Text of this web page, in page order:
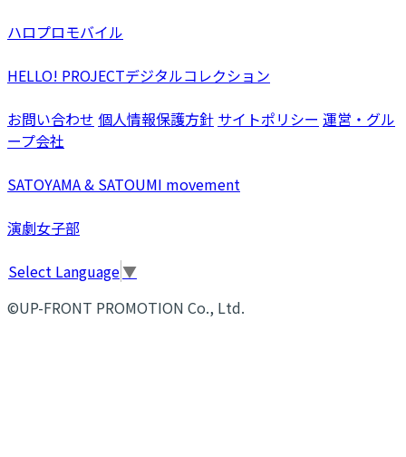
ハロプロモバイル
HELLO! PROJECTデジタルコレクション
お問い合わせ 個人情報保護方針 サイトポリシー 運営・グル
ープ会社
SATOYAMA & SATOUMI movement
演劇女子部
Select Language▼
©UP-FRONT PROMOTION Co., Ltd.